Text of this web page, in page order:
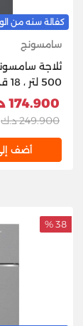
كفالة سنه من
سامسونج
500 لتر ، 18 قدم - اينوكس
174.900 د.ك
249.900 د.ك
أضف
38 %